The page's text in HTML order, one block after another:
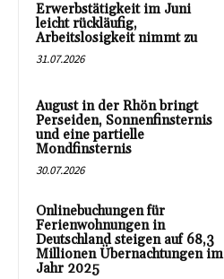
Erwerbstätigkeit im Juni
leicht rückläufig,
Arbeitslosigkeit nimmt zu
31.07.2026
August in der Rhön bringt
Perseiden, Sonnenfinsternis
und eine partielle
Mondfinsternis
30.07.2026
Onlinebuchungen für
Ferienwohnungen in
Deutschland steigen auf 68,3
Millionen Übernachtungen im
Jahr 2025